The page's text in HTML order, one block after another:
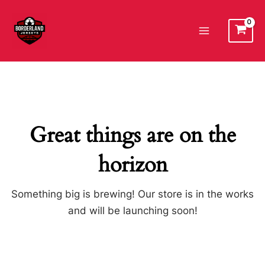
contenido
Great things are on the
horizon
Something big is brewing! Our store is in the works
and will be launching soon!